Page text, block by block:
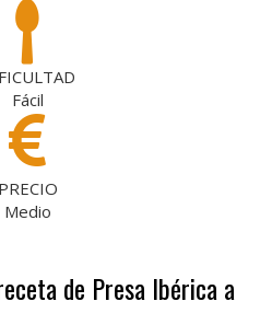
Fácil
PRECIO
Medio
de Presa Ibérica a